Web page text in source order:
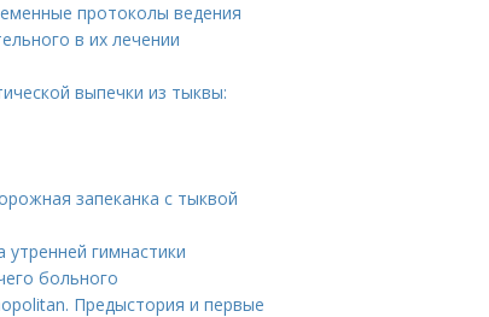
протоколы ведения
в их лечении
выпечки из тыквы:
запеканка с тыквой
гимнастики
больного
Предыстория и первые